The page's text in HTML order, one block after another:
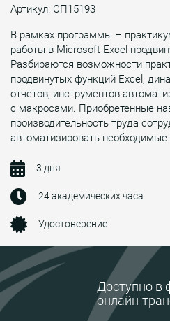
Доступно в
онлайн-
Артикул: СП15193
В рамках программы –
работы в Microsoft Excel
Разбираются возможности
продвинутых функций Excel,
отчетов, инструментов
с макросами. Приобретенные
производительность труда
автоматизировать
3 дня
24 академических часа
Удостоверение